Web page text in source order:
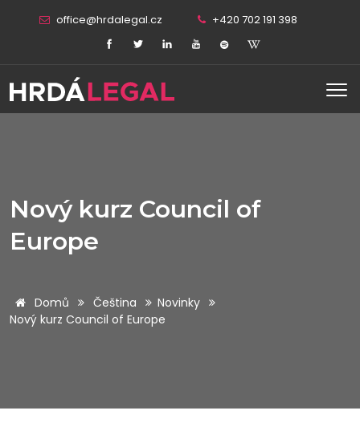
office@hrdalegal.cz +420 702 191 398
Nový kurz Council of
Europe
Domů Čeština
Novinky
Nový kurz Council of Europe